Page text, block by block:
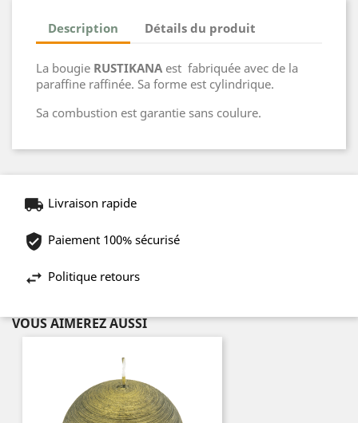
Description Détails du produit
La bougie RUSTIKANA est fabriquée avec de la
paraffine raffinée. Sa forme est cylindrique.
Sa combustion est garantie sans coulure.
Livraison rapide
Paiement 100% sécurisé
Politique retours
VOUS AIMEREZ AUSSI